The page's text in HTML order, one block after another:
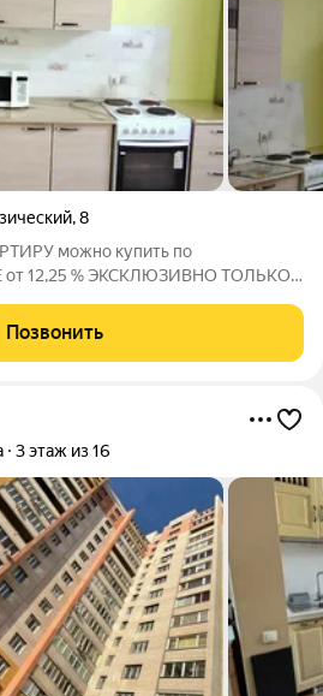
,8
можно купить по
12,25 % ЭKCKЛЮЗИBHО ТОЛЬКO
21 000 pублeй! ПОMOГУ
дом 1987 года постройки
Позвонить
3 этаж из 16